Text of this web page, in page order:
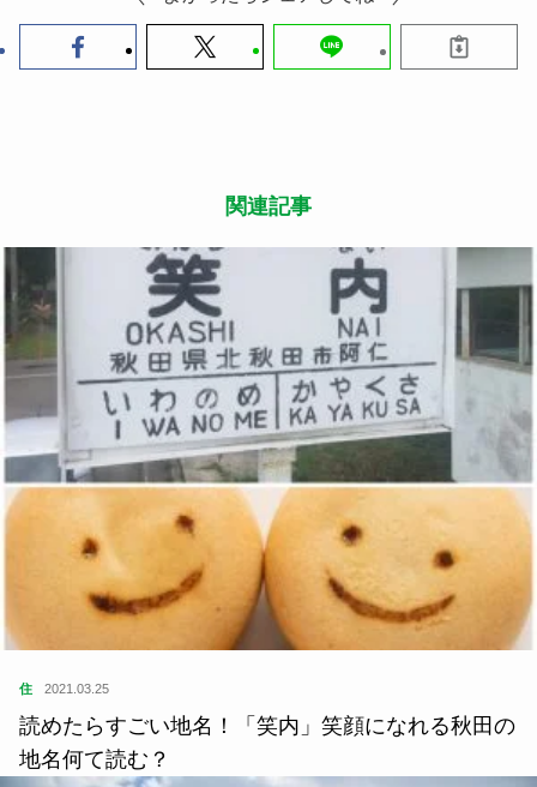
関連記事
住 2021.03.25
読めたらすごい地名！「笑内」笑顔になれる秋田の
地名何て読む？